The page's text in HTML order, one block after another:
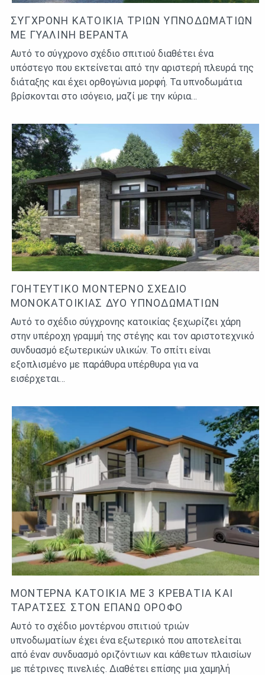
ΣΎΓΧΡΟΝΗ ΚΑΤΟΙΚΊΑ ΤΡΙΏΝ ΥΠΝΟΔΩΜΑΤΊΩΝ
ΜΕ ΓΥΆΛΙΝΗ ΒΕΡΆΝΤΑ
Αυτό το σύγχρονο σχέδιο σπιτιού διαθέτει ένα
υπόστεγο που εκτείνεται από την αριστερή πλευρά της
διάταξης και έχει ορθογώνια μορφή. Τα υπνοδωμάτια
βρίσκονται στο ισόγειο, μαζί με την κύρια…
ΓΟΗΤΕΥΤΙΚΌ ΜΟΝΤΈΡΝΟ ΣΧΈΔΙΟ
ΜΟΝΟΚΑΤΟΙΚΊΑΣ ΔΎΟ ΥΠΝΟΔΩΜΑΤΊΩΝ
Αυτό το σχέδιο σύγχρονης κατοικίας ξεχωρίζει χάρη
στην υπέροχη γραμμή της στέγης και τον αριστοτεχνικό
συνδυασμό εξωτερικών υλικών. Το σπίτι είναι
εξοπλισμένο με παράθυρα υπέρθυρα για να
εισέρχεται…
ΜΟΝΤΈΡΝΑ ΚΑΤΟΙΚΊΑ ΜΕ 3 ΚΡΕΒΆΤΙΑ ΚΑΙ
ΤΑΡΆΤΣΕΣ ΣΤΟΝ ΕΠΆΝΩ ΌΡΟΦΟ
Αυτό το σχέδιο μοντέρνου σπιτιού τριών
υπνοδωματίων έχει ένα εξωτερικό που αποτελείται
από έναν συνδυασμό οριζόντιων και κάθετων πλαισίων
με πέτρινες πινελιές. Διαθέτει επίσης μια χαμηλή